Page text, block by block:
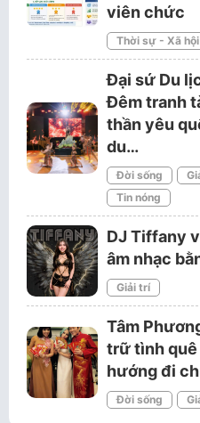
viên chức
Thời sự - Xã hội
Đại sứ Du
Đêm tranh
thần yêu
du…
Đời sống
Tin nóng
DJ Tiffany
âm nhạc
Giải trí
Tâm
trữ tình quê
hướng đi
Đời sống